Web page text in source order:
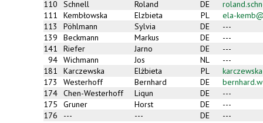
110
Schnell Roland DE
111
Kembłowska Elzbieta PL
ela-
113
Pöhlmann Sylvia DE
---
139
Beckmann Markus DE
---
141
Riefer Jarno DE
---
94 Wichmann Jos NL
---
181
Karczewska Elżbieta PL
173
Westerhoff Bernhard DE
174 Chen-Westerhoff Liqun DE
---
175
Gruner Horst DE
---
176
--- --- DE
---